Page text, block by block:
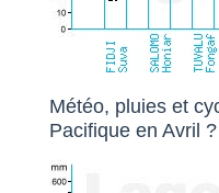
Météo, pluies et
Pacifique en Avril ?